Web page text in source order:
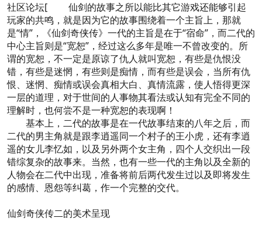
社区论坛[ 仙剑的故事之所以能比其它游戏还能够引起
玩家的共鸣，就是因为它的故事围绕着一个主旨上，那就
是“情”，《仙剑奇侠传》一代的主旨是在于“宿命”，而二代的
中心主旨则是“宽恕”，经过这么多年是唯一不曾改变的。所
谓的宽恕，不一定是原谅了仇人就叫宽恕，有些是仇恨没
错，有些是迷惘，有些则是痴情，而有些是误会，当所有仇
恨、迷惘、痴情或误会真相大白、真情流露，使人悟得更深
一层的道理，对于世间的人事物其看法或认知有完全不同的
理解时，也何尝不是一种宽恕的表现啊！
基本上，二代的故事是在一代故事结束的八年之后，而
二代的男主角就是跟李逍遥同一个村子的王小虎，还有李逍
遥的女儿李忆如，以及另外两个女主角，四个人交织出一段
错综复杂的故事来。当然，也有一些一代的主角以及全新的
人物会在二代中出现，准备将前后两代发生过以及即将发生
的感情、恩怨等纠葛，作一个完整的交代。
仙剑奇侠传二的美术呈现